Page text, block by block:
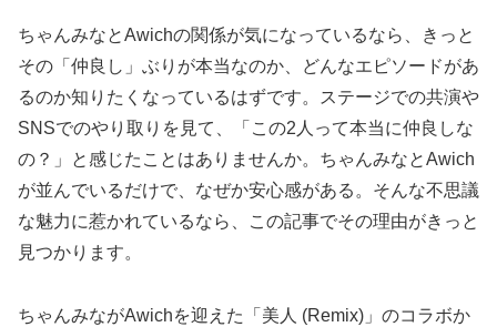
ちゃんみなとAwichの関係が気になっているなら、きっと
その「仲良し」ぶりが本当なのか、どんなエピソードがあ
るのか知りたくなっているはずです。ステージでの共演や
SNSでのやり取りを見て、「この2人って本当に仲良しな
の？」と感じたことはありませんか。ちゃんみなとAwich
が並んでいるだけで、なぜか安心感がある。そんな不思議
な魅力に惹かれているなら、この記事でその理由がきっと
見つかります。
ちゃんみながAwichを迎えた「美人 (Remix)」のコラボか